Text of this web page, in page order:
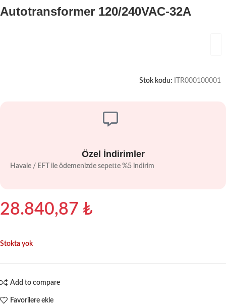
Autotransformer 120/240VAC-32A
Stok kodu: ITR000100001
Özel İndirimler
Havale / EFT ile ödemenizde sepette %5 indirim
28.840,87 ₺
Stokta yok
Add to compare
Favorilere ekle